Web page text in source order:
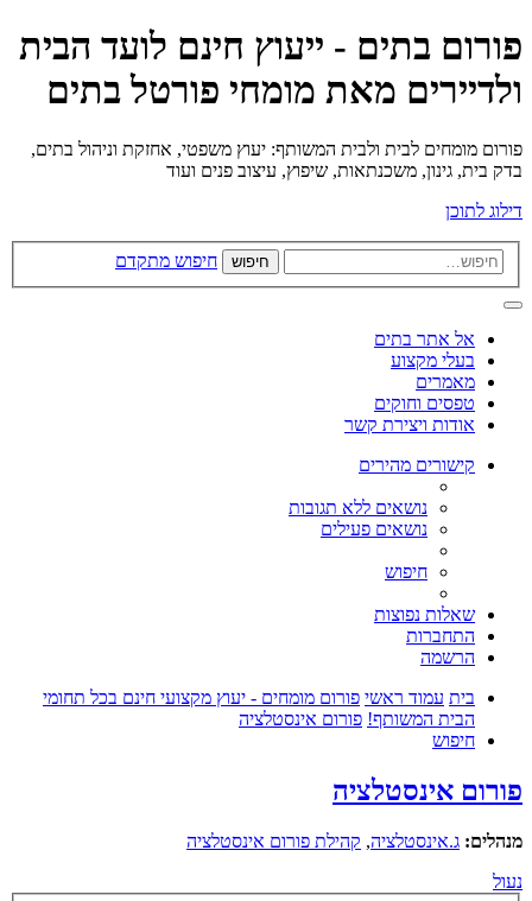
פורום בתים - ייעוץ חינם לועד הבית
ולדיירים מאת מומחי פורטל בתים
פורום מומחים לבית ולבית המשותף: יעוץ משפטי, אחזקת וניהול בתים,
בדק בית, גינון, משכנתאות, שיפוץ, עיצוב פנים ועוד
דילוג לתוכן
חיפוש חיפוש מתקדם
אל אתר בתים
בעלי מקצוע
מאמרים
טפסים וחוקים
אודות ויצירת קשר
קישורים מהירים
נושאים ללא תגובות
נושאים פעילים
חיפוש
שאלות נפוצות
התחברות
הרשמה
בית עמוד ראשי פורום מומחים - יעוץ מקצועי חינם בכל תחומי
הבית המשותף! פורום אינסטלציה
חיפוש
פורום אינסטלציה
מנהלים: ג.אינסטלציה, קהילת פורום אינסטלציה
נעול